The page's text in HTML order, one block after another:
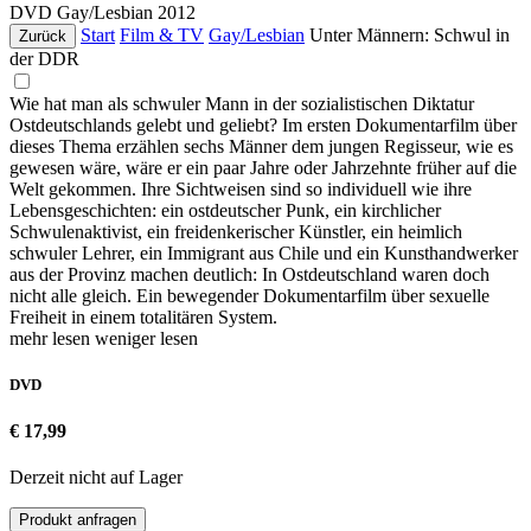
DVD Gay/Lesbian 2012
Zurück Start Film & TV Gay/Lesbian Unter Männern: Schwul in
der DDR
Wie hat man als schwuler Mann in der sozialistischen Diktatur
Ostdeutschlands gelebt und geliebt? Im ersten Dokumentarfilm über
dieses Thema erzählen sechs Männer dem jungen Regisseur, wie es
gewesen wäre, wäre er ein paar Jahre oder Jahrzehnte früher auf die
Welt gekommen. Ihre Sichtweisen sind so individuell wie ihre
Lebensgeschichten: ein ostdeutscher Punk, ein kirchlicher
Schwulenaktivist, ein freidenkerischer Künstler, ein heimlich
schwuler Lehrer, ein Immigrant aus Chile und ein Kunsthandwerker
aus der Provinz machen deutlich: In Ostdeutschland waren doch
nicht alle gleich. Ein bewegender Dokumentarfilm über sexuelle
Freiheit in einem totalitären System.
mehr lesen weniger lesen
DVD
€ 17,99
Derzeit nicht auf Lager
Produkt anfragen